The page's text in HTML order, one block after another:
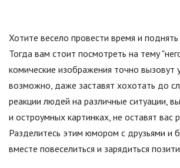
Хотите весело провести время и
Тогда вам стоит посмотреть на тему
комические изображения точно вызовут
возможно, даже заставят хохотать до
реакции людей на различные ситуации,
и остроумных картинках, не оставят вас
Разделитесь этим юмором с друзьями и
вместе повеселиться и зарядиться